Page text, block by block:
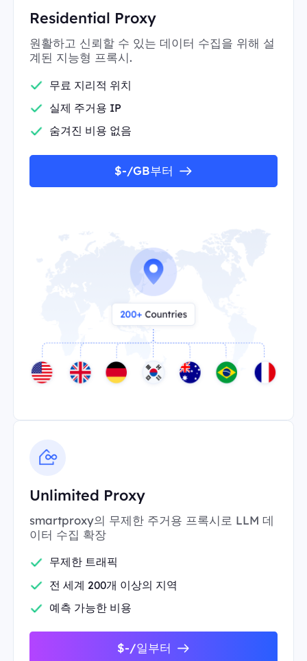
Residential Proxy
원활하고 신뢰할 수 있는 데이터 수집을 위해 설
계된 지능형 프록시.
무료 지리적 위치
실제 주거용 IP
숨겨진 비용 없음
$-/GB부터
Unlimited Proxy
smartproxy의 무제한 주거용 프록시로 LLM 데
이터 수집 확장
무제한 트래픽
전 세계 200개 이상의 지역
예측 가능한 비용
$-/일부터